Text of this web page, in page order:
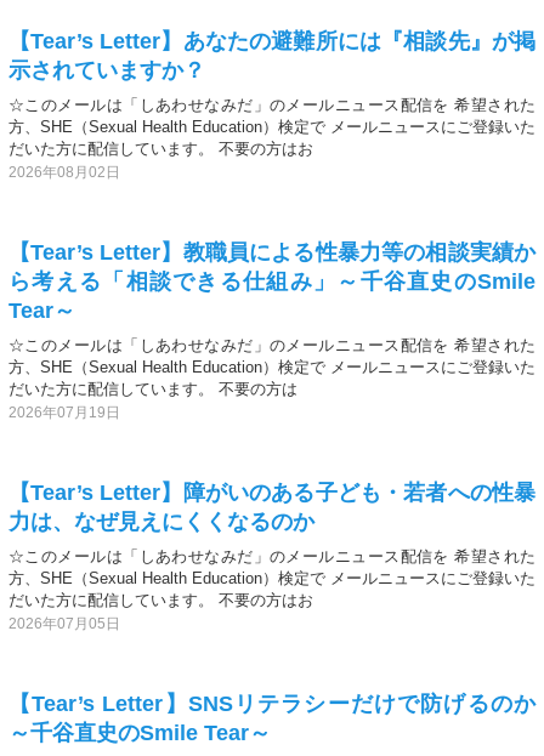
【Tear’s Letter】あなたの避難所には『相談先』が掲
示されていますか？
☆このメールは「しあわせなみだ」のメールニュース配信を 希望された
方、SHE（Sexual Health Education）検定で メールニュースにご登録いた
だいた方に配信しています。 不要の方はお
2026年08月02日
【Tear’s Letter】教職員による性暴力等の相談実績か
ら考える「相談できる仕組み」～千谷直史のSmile
Tear～
☆このメールは「しあわせなみだ」のメールニュース配信を 希望された
方、SHE（Sexual Health Education）検定で メールニュースにご登録いた
だいた方に配信しています。 不要の方は
2026年07月19日
【Tear’s Letter】障がいのある子ども・若者への性暴
力は、なぜ見えにくくなるのか
☆このメールは「しあわせなみだ」のメールニュース配信を 希望された
方、SHE（Sexual Health Education）検定で メールニュースにご登録いた
だいた方に配信しています。 不要の方はお
2026年07月05日
【Tear’s Letter】SNSリテラシーだけで防げるのか
～千谷直史のSmile Tear～